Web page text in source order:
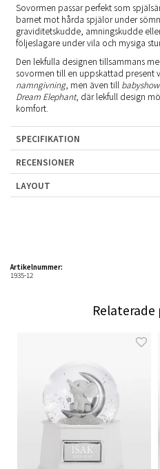
Sovormen passar perfekt som
barnet mot hårda spjälor under
graviditetskudde, amningskudde
följeslagare under vila och mysiga
Den lekfulla designen tillsammans
sovormen till en uppskattad present
namngivning, men även till
Dream Elephant, där lekfull design
komfort.
SPECIFIKATION
RECENSIONER
LAYOUT
Artikelnummer:
1935-12